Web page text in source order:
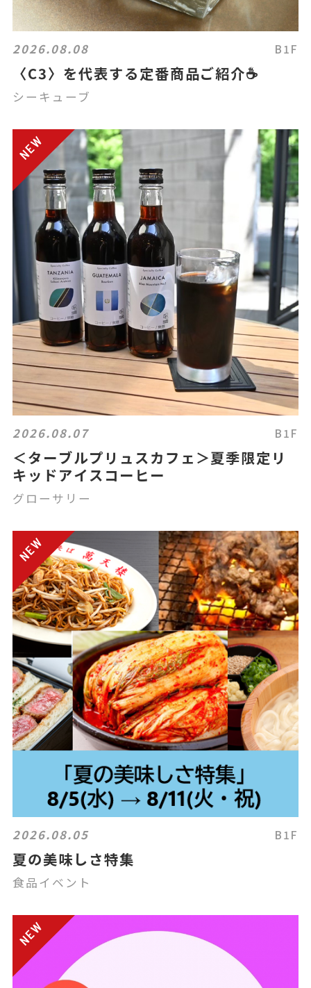
2026.08.08 B1F
〈C3〉を代表する定番商品ご紹介☕
シーキューブ
2026.08.07 B1F
＜ターブルプリュスカフェ＞夏季限定リ
キッドアイスコーヒー
グローサリー
2026.08.05 B1F
夏の美味しさ特集
食品イベント